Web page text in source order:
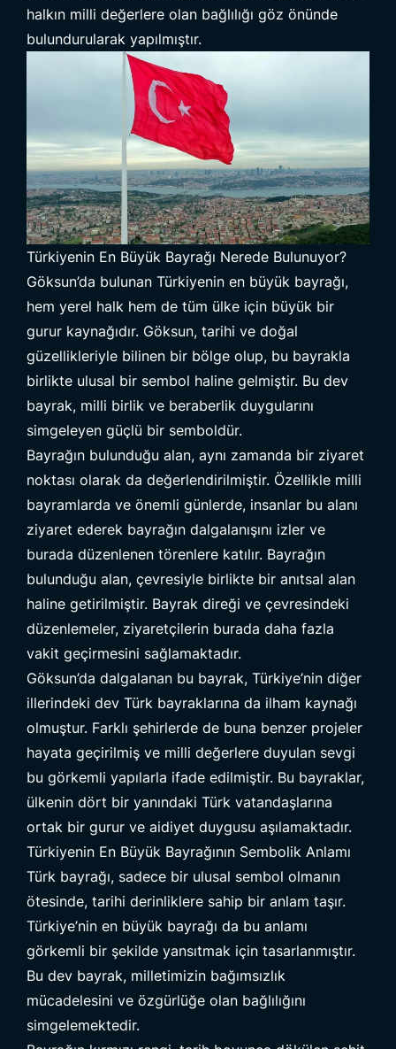
halkın milli değerlere olan bağlılığı göz önünde
bulundurularak yapılmıştır.
Türkiyenin En Büyük Bayrağı Nerede Bulunuyor?
Göksun’da bulunan Türkiyenin en büyük bayrağı,
hem yerel halk hem de tüm ülke için büyük bir
gurur kaynağıdır. Göksun, tarihi ve doğal
güzellikleriyle bilinen bir bölge olup, bu bayrakla
birlikte ulusal bir sembol haline gelmiştir. Bu dev
bayrak, milli birlik ve beraberlik duygularını
simgeleyen güçlü bir semboldür.
Bayrağın bulunduğu alan, aynı zamanda bir ziyaret
noktası olarak da değerlendirilmiştir. Özellikle milli
bayramlarda ve önemli günlerde, insanlar bu alanı
ziyaret ederek bayrağın dalgalanışını izler ve
burada düzenlenen törenlere katılır. Bayrağın
bulunduğu alan, çevresiyle birlikte bir anıtsal alan
haline getirilmiştir. Bayrak direği ve çevresindeki
düzenlemeler, ziyaretçilerin burada daha fazla
vakit geçirmesini sağlamaktadır.
Göksun’da dalgalanan bu bayrak, Türkiye’nin diğer
illerindeki dev Türk bayraklarına da ilham kaynağı
olmuştur. Farklı şehirlerde de buna benzer projeler
hayata geçirilmiş ve milli değerlere duyulan sevgi
bu görkemli yapılarla ifade edilmiştir. Bu bayraklar,
ülkenin dört bir yanındaki Türk vatandaşlarına
ortak bir gurur ve aidiyet duygusu aşılamaktadır.
Türkiyenin En Büyük Bayrağının Sembolik Anlamı
Türk bayrağı, sadece bir ulusal sembol olmanın
ötesinde, tarihi derinliklere sahip bir anlam taşır.
Türkiye’nin en büyük bayrağı da bu anlamı
görkemli bir şekilde yansıtmak için tasarlanmıştır.
Bu dev bayrak, milletimizin bağımsızlık
mücadelesini ve özgürlüğe olan bağlılığını
simgelemektedir.